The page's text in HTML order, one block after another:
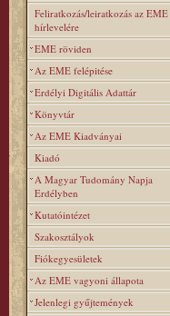
Feliratkozás/leiratkozás az EME
hírlevelére
EME röviden
Az EME felépitése
Erdélyi Digitális Adattár
Könyvtár
Az EME Kiadványai
Kiadó
A Magyar Tudomány Napja
Erdélyben
Kutatóintézet
Szakosztályok
Fiókegyesületek
Az EME vagyoni állapota
Jelenlegi gyűjtemények